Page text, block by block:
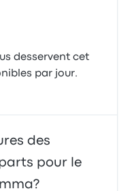
desservent cet
par jour.
des
pour le